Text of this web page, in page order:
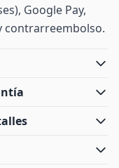
Google Pay,
contrarreembolso.